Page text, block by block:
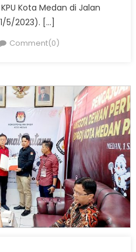
Kota Medan di Jalan
5/2023). […]
Comment(0)